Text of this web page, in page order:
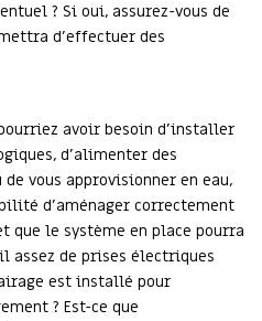
? Si oui, assurez-vous de
d’effectuer des
avoir besoin d’installer
d’alimenter des
vous approvisionner en eau,
d’aménager correctement
que le système en place pourra
assez de prises électriques
est installé pour
? Est-ce que